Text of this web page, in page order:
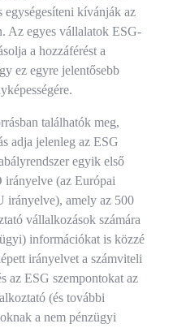
egységesíteni kívánják az
Az egyes vállalatok ESG-
a hozzáférést a
ez egyre jelentősebb
találhatók meg,
adja jelenleg az ESG
egyik első
(az Európai
irányelve), amely az 500
vállalkozások számára
információkat is közzé
irányelvet a számviteli
az ESG szempontokat az
(és további
a nem pénzügyi